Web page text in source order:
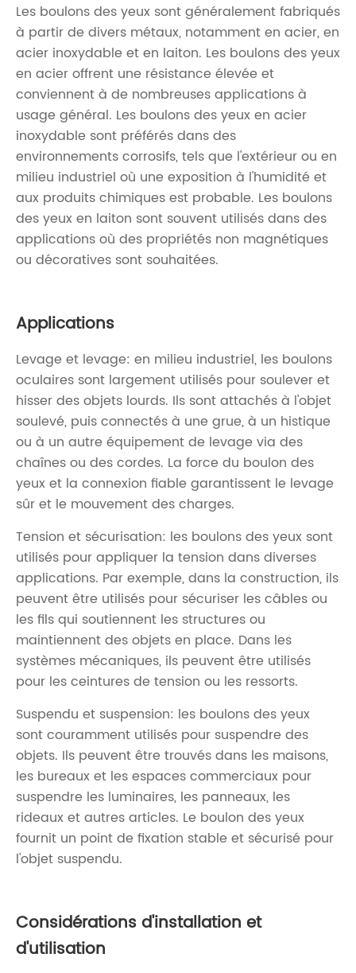
Les boulons des yeux sont généralement fabriqués
à partir de divers métaux, notamment en acier, en
acier inoxydable et en laiton. Les boulons des yeux
en acier offrent une résistance élevée et
conviennent à de nombreuses applications à
usage général. Les boulons des yeux en acier
inoxydable sont préférés dans des
environnements corrosifs, tels que l'extérieur ou en
milieu industriel où une exposition à l'humidité et
aux produits chimiques est probable. Les boulons
des yeux en laiton sont souvent utilisés dans des
applications où des propriétés non magnétiques
ou décoratives sont souhaitées.
Applications
Levage et levage: en milieu industriel, les boulons
oculaires sont largement utilisés pour soulever et
hisser des objets lourds. Ils sont attachés à l'objet
soulevé, puis connectés à une grue, à un histique
ou à un autre équipement de levage via des
chaînes ou des cordes. La force du boulon des
yeux et la connexion fiable garantissent le levage
sûr et le mouvement des charges.
Tension et sécurisation: les boulons des yeux sont
utilisés pour appliquer la tension dans diverses
applications. Par exemple, dans la construction, ils
peuvent être utilisés pour sécuriser les câbles ou
les fils qui soutiennent les structures ou
maintiennent des objets en place. Dans les
systèmes mécaniques, ils peuvent être utilisés
pour les ceintures de tension ou les ressorts.
Suspendu et suspension: les boulons des yeux
sont couramment utilisés pour suspendre des
objets. Ils peuvent être trouvés dans les maisons,
les bureaux et les espaces commerciaux pour
suspendre les luminaires, les panneaux, les
rideaux et autres articles. Le boulon des yeux
fournit un point de fixation stable et sécurisé pour
l'objet suspendu.
Considérations d'installation et
d'utilisation